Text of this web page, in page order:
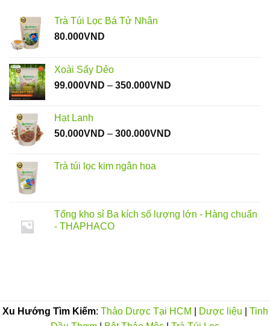
Trà Túi Lọc Bá Tử Nhân
80.000VND
Xoài Sấy Dẻo
99.000VND – 350.000VND
Hạt Lanh
50.000VND – 300.000VND
Trà túi lọc kim ngân hoa
Tổng kho sỉ Ba kích số lượng lớn - Hàng chuẩn
- THAPHACO
Xu Hướng Tìm Kiếm: Thảo Dược Tại HCM Dược liệu
Tinh